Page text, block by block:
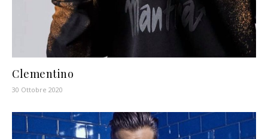
Clementino
30 Ottobre 2020